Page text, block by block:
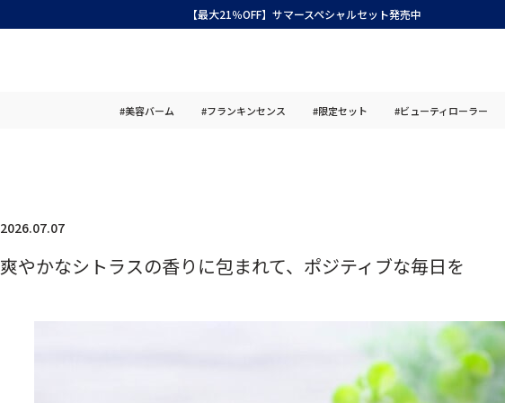
【最大21％OFF】サマースペシャルセット発売中
#美容バーム #フランキンセンス #限定セット #ビューティローラー
2026.07.07
爽やかなシトラスの香りに包まれて、ポジティブな毎日を